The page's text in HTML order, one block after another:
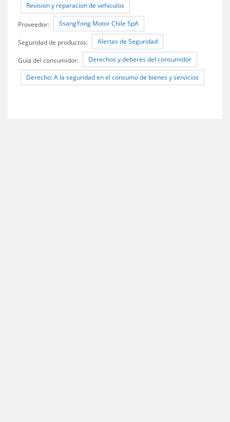
Revision y reparacion de vehiculos
Proveedor: SsangYong Motor Chile SpA
Seguridad de productos: Alertas de Seguridad
Guía del consumidor: Derechos y deberes del consumidor
Derecho: A la seguridad en el consumo de bienes y servicios